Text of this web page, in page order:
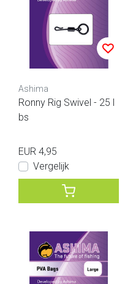
Ashima
Ronny Rig Swivel - 25 l
bs
EUR 4,95
Vergelijk